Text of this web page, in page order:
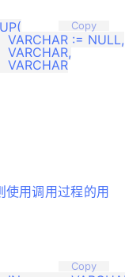
Copy
使用调用过程的用
Copy